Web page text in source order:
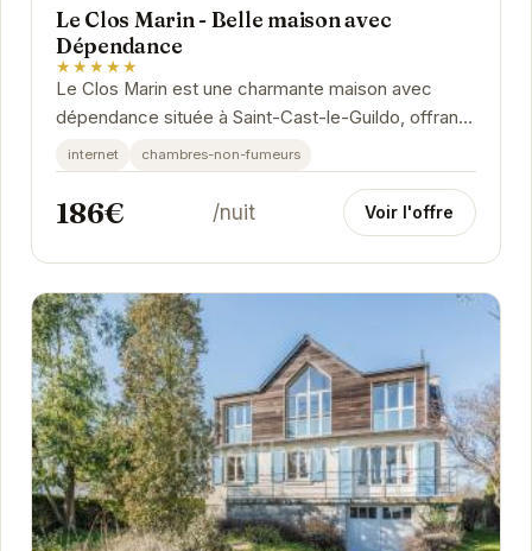
Le Clos Marin - Belle maison avec
Dépendance
★★★★★
Le Clos Marin est une charmante maison avec
dépendance située à Saint-Cast-le-Guildo, offrant
un cadre idéal pour des vacances relaxantes.
internet chambres-non-fumeurs
186€ /nuit Voir l'offre